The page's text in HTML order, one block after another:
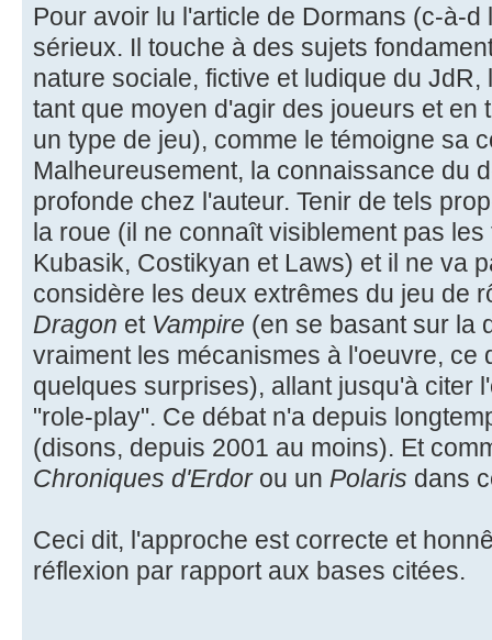
Pour avoir lu l'article de Dormans (c-à-d
sérieux. Il touche à des sujets
nature sociale, fictive et ludique du
tant que moyen d'agir des joueurs et en
un type de jeu), comme le témoigne sa
Malheureusement, la connaissance du
profonde chez l'auteur. Tenir de tels
la roue (il ne connaît visiblement pas
Kubasik, Costikyan et Laws) et il ne va
considère les deux extrêmes du jeu de
Dragon et Vampire (en se basant sur la
vraiment les mécanismes à l'oeuvre, ce
quelques surprises), allant jusqu'à citer
"role-play". Ce débat n'a depuis
(disons, depuis 2001 au moins). Et
Chroniques d'Erdorou un Polaris dans
Ceci dit, l'approche est correcte et
réflexion par rapport aux bases citées.